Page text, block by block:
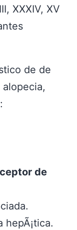
XXXIV, XV
de de
de